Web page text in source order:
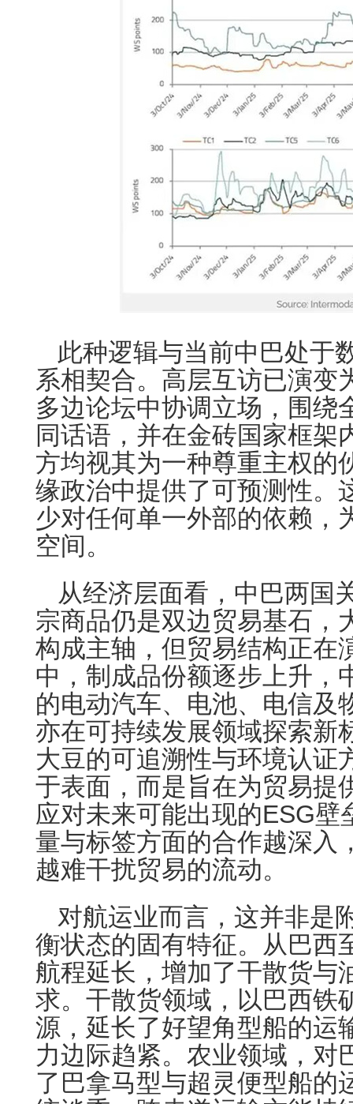
此种逻辑与当前中巴处于
系相契合。高层互访已演变
多边论坛中协调立场，围绕
同话语，并在金砖国家框架
方均视其为一种尊重主权的
缘政治中提供了可预测性。
少对任何单一外部的依赖，
空间。
从经济层面看，中巴两国
宗商品仍是双边贸易基石，
构成主轴，但贸易结构正在
中，制成品份额逐步上升，
的电动汽车、电池、电信及
亦在可持续发展领域探索新
大豆的可追溯性与环境认证
于表面，而是旨在为贸易提
应对未来可能出现的ESG壁
量与标签方面的合作越深入
越难干扰贸易的流动。
对航运业而言，这并非是
衡状态的固有特征。从巴西
航程延长，增加了干散货与
求。干散货领域，以巴西铁
源，延长了好望角型船的运
力边际趋紧。农业领域，对
了巴拿马型与超灵便型船的